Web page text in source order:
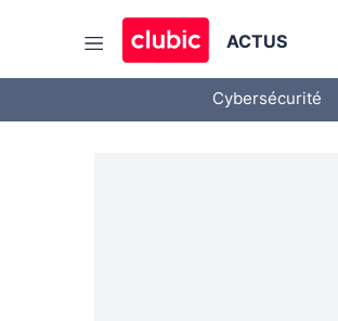
ACTUS
Cybersécurité